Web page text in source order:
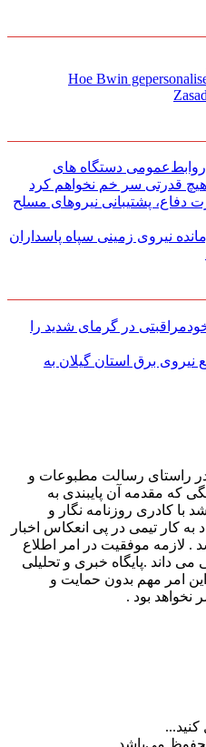
Hoe Bwin
دستگاه های
هیچ قدرتی سر خم نخواهم کرد
دفاع، پشتیبانی نیرو‌های مسلح
نیروی زمینی سپاه پاسداران
۵۰ توصیه خودمراقبتی در گرمای شدید را
نیروی برق استان گیلان به
در راستای رسالت مطبوعات و
که مقدمه آن پایبندی به
با کادری روزنامه نگار و
کار تیمی در پی انعکاس اخبار
. لازمه موفقیت در امر اطلاع
داند .پایگاه خبری و تحلیلی
امر مهم بدون حمایت و
نخواهد بود .
می‌باشد.